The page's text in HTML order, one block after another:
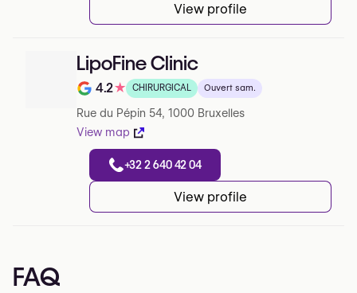
View profile
LipoFine Clinic
Note de 4.2 sur 5 sur Google
4.2★ CHIRURGICAL Ouvert sam.
Rue du Pépin 54, 1000 Bruxelles
View map
+32 2 640 42 04
View profile
FAQ